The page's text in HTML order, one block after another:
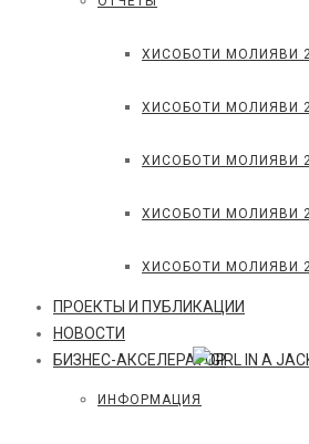
ХИСОБОТИ МОЛИЯВИ
ХИСОБОТИ МОЛИЯВИ
ХИСОБОТИ МОЛИЯВИ
ХИСОБОТИ МОЛИЯВИ
ХИСОБОТИ МОЛИЯВИ
ПРОЕКТЫ И ПУБЛИКАЦИИ
НОВОСТИ
БИЗНЕС-АКСЕЛЕРАТОР
ИНФОРМАЦИЯ